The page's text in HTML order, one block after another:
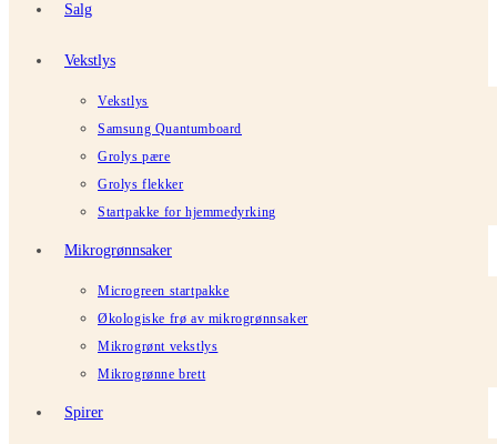
Salg
Vekstlys
Vekstlys
Samsung Quantumboard
Grolys pære
Grolys flekker
Startpakke for hjemmedyrking
Mikrogrønnsaker
Microgreen startpakke
Økologiske frø av mikrogrønnsaker
Mikrogrønt vekstlys
Mikrogrønne brett
Spirer